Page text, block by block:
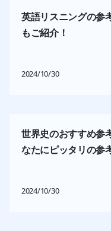
英語リスニングの参
もご紹介！
2024/10/30
世界史のおすすめ参
なたにピッタリの参
2024/10/30